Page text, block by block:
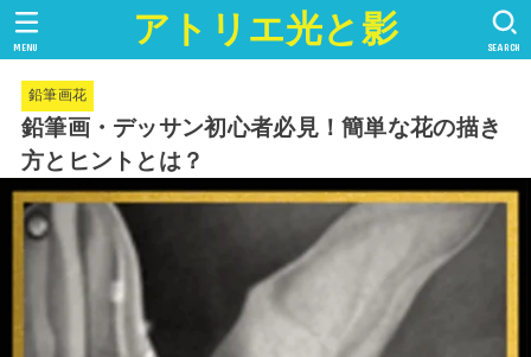
アトリエ光と影 SEARCH
MENU
鉛筆画花
鉛筆画・デッサン初心者必見！簡単な花の描き
方とヒントとは？